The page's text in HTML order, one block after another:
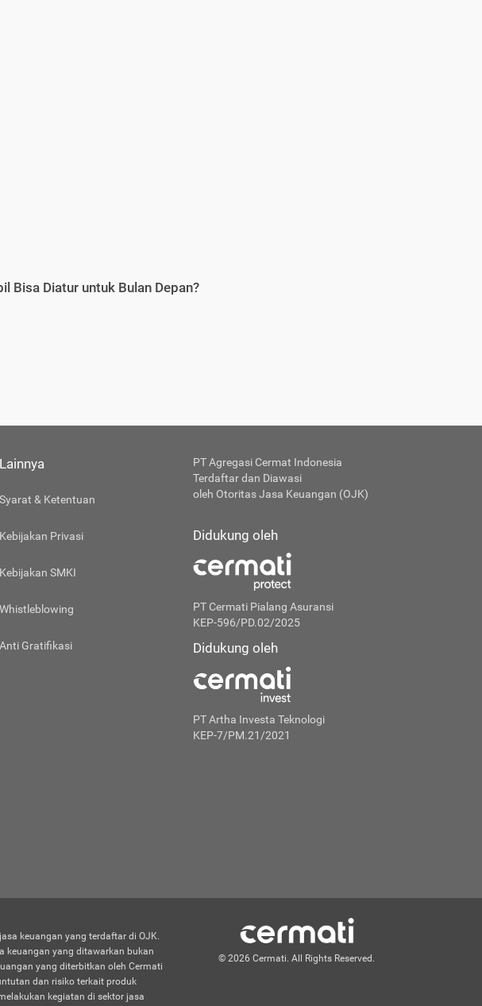
Bisa Diatur untuk Bulan Depan?
Lainnya
Syarat & Ketentuan
Kebijakan Privasi
Kebijakan SMKI
Whistleblowing
Anti Gratifikasi
PT Agregasi Cermat Indonesia
Terdaftar dan Diawasi
oleh Otoritas Jasa Keuangan (OJK)
Didukung oleh
PT Cermati Pialang Asuransi
KEP-596/PD.02/2025
Didukung oleh
PT Artha Investa Teknologi
KEP-7/PM.21/2021
keuangan yang terdaftar di OJK.
keuangan yang ditawarkan bukan
yang diterbitkan oleh Cermati
dan risiko terkait produk
kegiatan di sektor jasa
© 2026 Cermati. All Rights Reserved.